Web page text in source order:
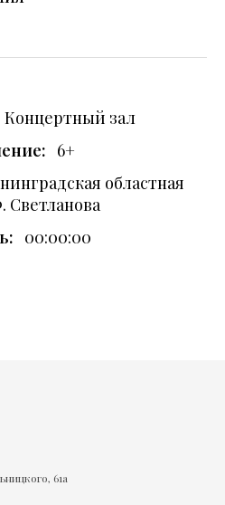
Концертный зал
6+
областная
00:00:00
61а